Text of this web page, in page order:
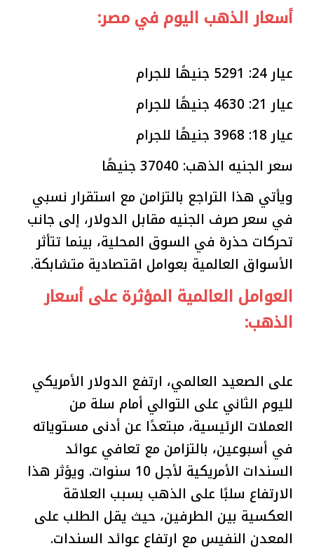
أسعار الذهب اليوم في مصر:
عيار 24: 5291 جنيهًا للجرام
عيار 21: 4630 جنيهًا للجرام
عيار 18: 3968 جنيهًا للجرام
سعر الجنيه الذهب: 37040 جنيهًا
ويأتي هذا التراجع بالتزامن مع استقرار نسبي
في سعر صرف الجنيه مقابل الدولار، إلى جانب
تحركات حذرة في السوق المحلية، بينما تتأثر
الأسواق العالمية بعوامل اقتصادية متشابكة.
العوامل العالمية المؤثرة على أسعار
الذهب:
على الصعيد العالمي، ارتفع الدولار الأمريكي
لليوم الثاني على التوالي أمام سلة من
العملات الرئيسية، مبتعدًا عن أدنى مستوياته
في أسبوعين، بالتزامن مع تعافي عوائد
السندات الأمريكية لأجل 10 سنوات. ويؤثر هذا
الارتفاع سلبًا على الذهب بسبب العلاقة
العكسية بين الطرفين، حيث يقل الطلب على
المعدن النفيس مع ارتفاع عوائد السندات.